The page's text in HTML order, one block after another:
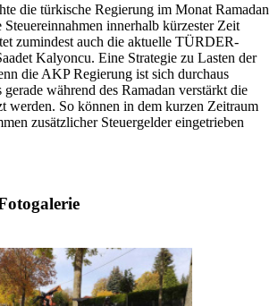
die türkische Regierung im Monat Ramadan
innerhalb kürzester Zeit
zumindest auch die aktuelle TÜRDER-
Kalyoncu. Eine Strategie zu Lasten der
die AKP Regierung ist sich durchaus
gerade während des Ramadan verstärkt die
werden. So können in dem kurzen Zeitraum
zusätzlicher Steuergelder eingetrieben